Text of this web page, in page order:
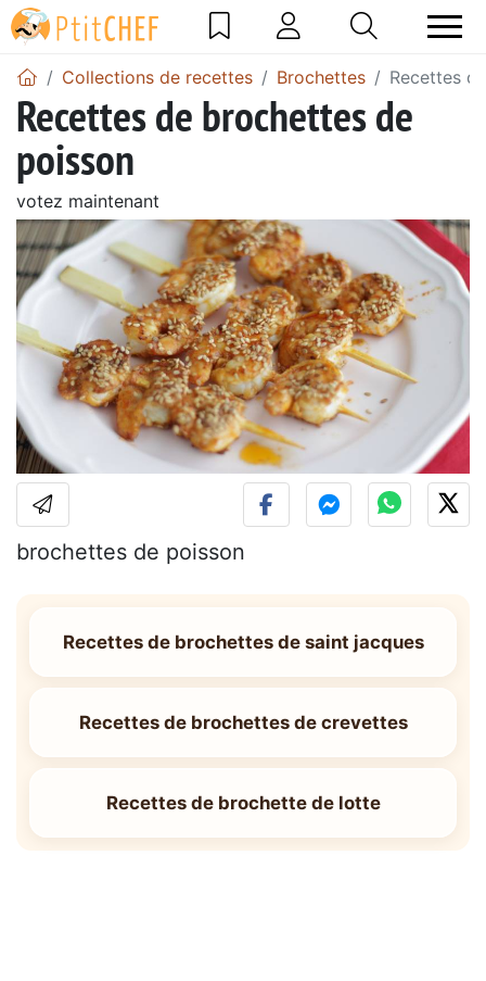
Collections de recettes Brochettes Recettes
Recettes de brochettes de
poisson
votez maintenant
brochettes de poisson
Recettes de brochettes de saint jacques
Recettes de brochettes de crevettes
Recettes de brochette de lotte